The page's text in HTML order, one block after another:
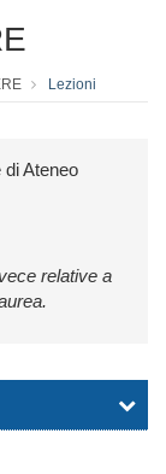
Lezioni
di Ateneo
relative a